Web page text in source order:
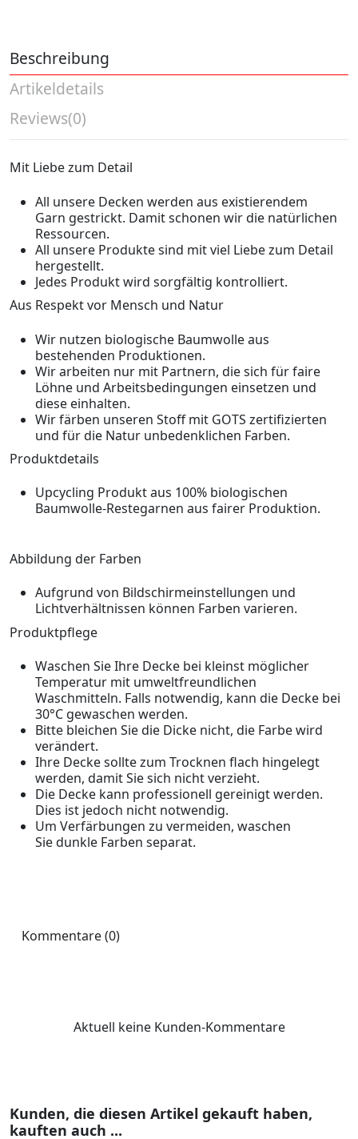
Beschreibung
Artikeldetails
Reviews(0)
Mit Liebe zum Detail
All unsere Decken werden aus existierendem
Garn gestrickt. Damit schonen wir die natürlichen
Ressourcen.
All unsere Produkte sind mit viel Liebe zum Detail
hergestellt.
Jedes Produkt wird sorgfältig kontrolliert.
Aus Respekt vor Mensch und Natur
Wir nutzen biologische Baumwolle aus
bestehenden Produktionen.
Wir arbeiten nur mit Partnern, die sich für faire
Löhne und Arbeitsbedingungen einsetzen und
diese einhalten.
Wir färben unseren Stoff mit GOTS zertifizierten
und für die Natur unbedenklichen Farben.
Produktdetails
Upcycling Produkt aus 100% biologischen
Baumwolle-Restegarnen aus fairer Produktion.
Abbildung der Farben
Aufgrund von Bildschirmeinstellungen und
Lichtverhältnissen können Farben varieren.
Produktpflege
Waschen Sie Ihre Decke bei kleinst möglicher
Temperatur mit umweltfreundlichen
Waschmitteln. Falls notwendig, kann die Decke bei
30°C gewaschen werden.
Bitte bleichen Sie die Dicke nicht, die Farbe wird
verändert.
Ihre Decke sollte zum Trocknen flach hingelegt
werden, damit Sie sich nicht verzieht.
Die Decke kann professionell gereinigt werden.
Dies ist jedoch nicht notwendig.
Um Verfärbungen zu vermeiden, waschen
Sie dunkle Farben separat.
Kommentare (0)
Aktuell keine Kunden-Kommentare
Kunden, die diesen Artikel gekauft haben,
kauften auch ...